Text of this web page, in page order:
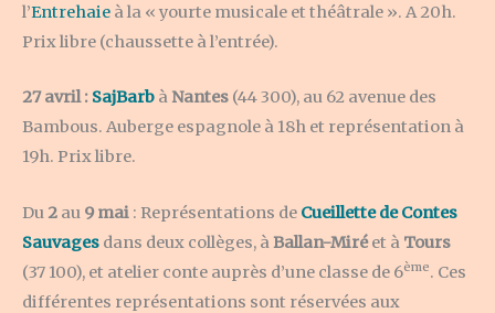
l’Entrehaie à la « yourte musicale et théâtrale ». A 20h.
Prix libre (chaussette à l’entrée).
27 avril : SajBarb à Nantes (44 300), au 62 avenue des
Bambous. Auberge espagnole à 18h et représentation à
19h. Prix libre.
Du 2 au 9 mai : Représentations de Cueillette de Contes
Sauvages dans deux collèges, à Ballan-Miréet à Tours
(37 100), et atelier conte auprès d’une classe de 6ème. Ces
différentes représentations sont réservées aux